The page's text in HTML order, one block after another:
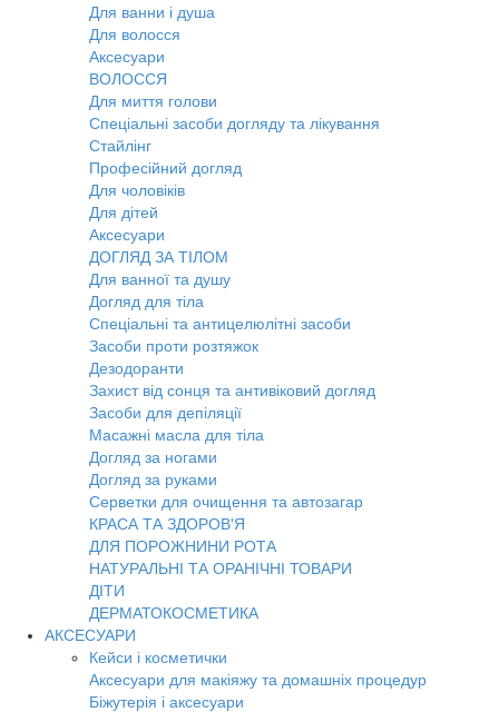
Для ванни і душа
Для волосся
Аксесуари
ВОЛОССЯ
Для миття голови
Спеціальні засоби догляду та лікування
Стайлінг
Професійний догляд
Для чоловіків
Для дітей
Аксесуари
ДОГЛЯД ЗА ТІЛОМ
Для ванної та душу
Догляд для тіла
Спеціальні та антицелюлітні засоби
Засоби проти розтяжок
Дезодоранти
Захист від сонця та антивіковий догляд
Засоби для депіляції
Масажні масла для тіла
Догляд за ногами
Догляд за руками
Серветки для очищення та автозагар
КРАСА ТА ЗДОРОВ'Я
ДЛЯ ПОРОЖНИНИ РОТА
НАТУРАЛЬНІ ТА ОРАНІЧНІ ТОВАРИ
ДІТИ
ДЕРМАТОКОСМЕТИКА
АКСЕСУАРИ
Кейси і косметички
Аксесуари для макіяжу та домашніх процедур
Біжутерія і аксесуари